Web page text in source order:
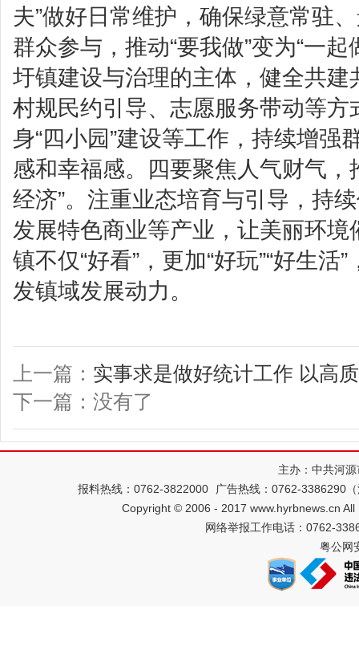
夫”做好日常维护，确保绿意常驻
群众参与，推动“要我做”变为“一
圩镇建设与治理的主体，健全共建
村规民约引导、志愿服务带动等方
身“四小园”建设等工作，持续增强
感和幸福感。四要聚焦人气财气，
经济”。注重业态培育与引导，持
发展特色商业等产业，让美丽环
镇不仅“好看”，更加“好玩”“好生活
发镇域发展动力。
上一篇： 实事求是做好统计工作 以高
下一篇：没有了